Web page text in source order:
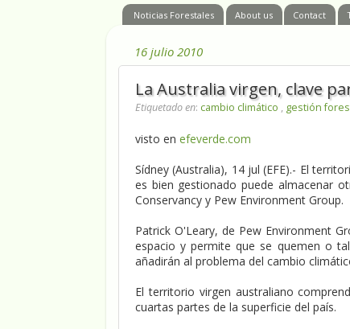
Noticias Forestales About us Contact
16 julio 2010
La Australia virgen, clave
Etiquetado en: cambio climático , gestión
visto en efeverde.com
Sídney (Australia), 14 jul (EFE).- El
es bien gestionado puede almacenar
Conservancy y Pew Environment Group.
Patrick O'Leary, de Pew Environment
espacio y permite que se quemen o
añadirán al problema del cambio
El territorio virgen australiano
cuartas partes de la superficie del país.